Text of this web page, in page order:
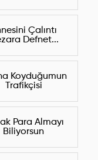
Çalıntı
Defnet...
Koyduğumun
Trafikçisi
Para Almayı
Biliyorsun